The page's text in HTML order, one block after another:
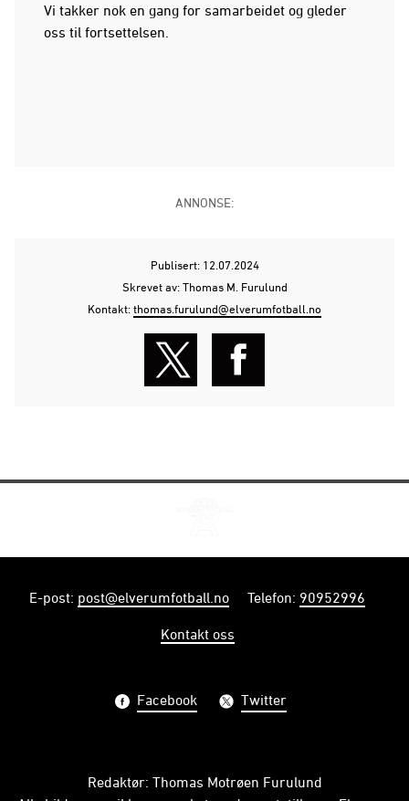
Vi takker nok en gang for samarbeidet og gleder
oss til fortsettelsen.
ANNONSE:
Publisert: 12.07.2024
Skrevet av: Thomas M. Furulund
Kontakt:thomas.furulund@elverumfotball.no
E-post: post@elverumfotball.no Telefon: 90952996
Kontakt oss
Facebook Twitter
Redaktør: Thomas Motrøen Furulund